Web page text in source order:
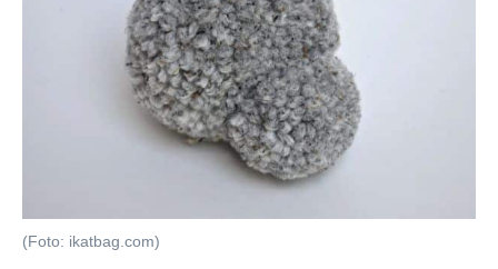
(Foto: ikatbag.com)